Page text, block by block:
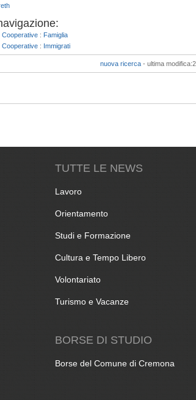
Cooperative : Famiglia
Cooperative : Immigrati
nuova ricerca - ultima
TUTTE LE NEWS
Lavoro
Orientamento
Studi e Formazione
Cultura e Tempo Libero
Volontariato
Turismo e Vacanze
BORSE DI STUDIO
Borse del Comune di Cremona